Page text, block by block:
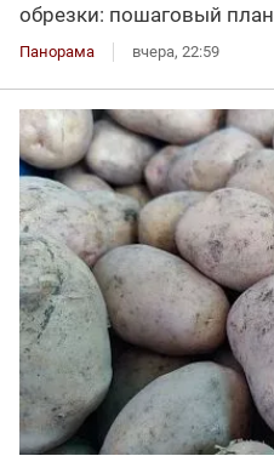
обрезки: пошаговый план
Панорама вчера, 22:59